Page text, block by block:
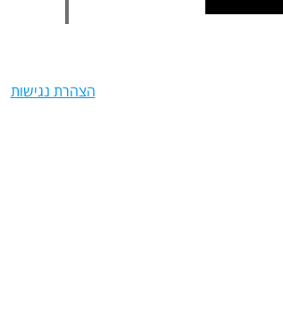
הצהרת נגישות